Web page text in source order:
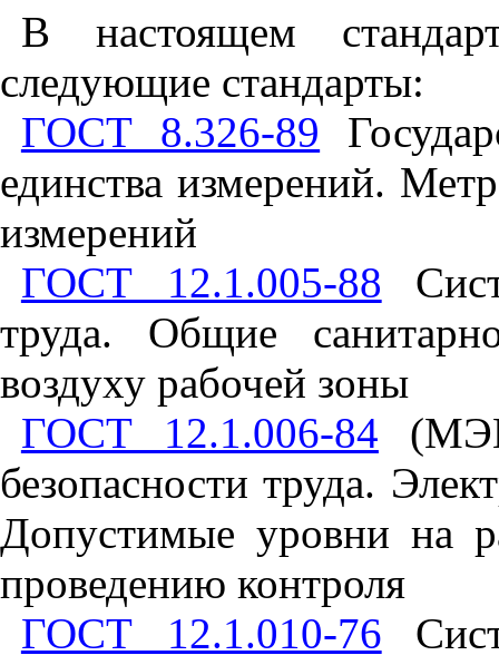
В настоящем
следующие стандарты:
ГОСТ 8.326-89
единства измерений.
измерений
ГОСТ 12.1.005-88
труда. Общие
воздуху рабочей зоны
ГОСТ 12.1.006-84
безопасности труда.
Допустимые уровни на
проведению контроля
ГОСТ 12.1.010-76